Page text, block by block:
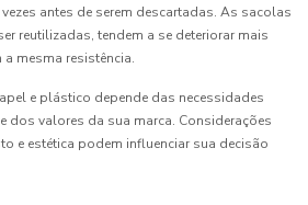
antes de serem descartadas. As sacolas
reutilizadas, tendem a se deteriorar mais
a mesma resistência.
e plástico depende das necessidades
dos valores da sua marca. Considerações
e estética podem influenciar sua decisão